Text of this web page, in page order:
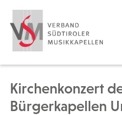
Kirchenkonzert
Bürgerkapellen